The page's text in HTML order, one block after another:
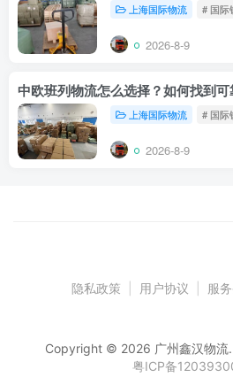
上海国际物流 # 国际
2026-8-9
中欧班列物流怎么选择？如何找到
上海国际物流 # 国际
2026-8-9
隐私政策 用户协议 服
Copyright © 2026 广州鑫汉物流
粤ICP备